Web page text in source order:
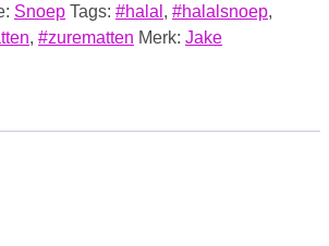
Snoep Tags: #halal , #halalsnoep,
, #zurematten Merk: Jake